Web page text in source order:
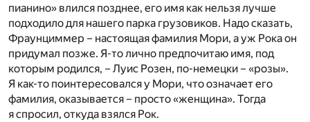
пианино» влился позднее, его имя как нельзя лучше
подходило для нашего парка грузовиков. Надо сказать,
Фраунциммер – настоящая фамилия Мори, а уж Рока он
придумал позже. Я-то лично предпочитаю имя, под
которым родился, – Луис Розен, по-немецки – «розы».
Я как-то поинтересовался у Мори, что означает его
фамилия, оказывается – просто «женщина». Тогда
я спросил, откуда взялся Рок.